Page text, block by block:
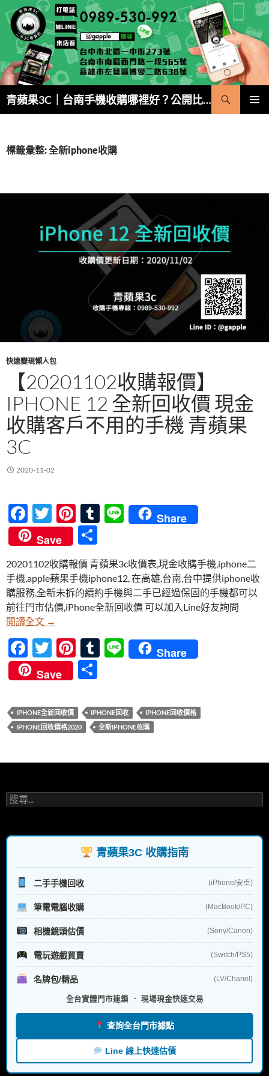
至
內
容
青蘋果3C｜台南手機收購哪裡好？公開比價・5 分鐘現金成交
搜
尋
標籤彙整: 全新iphone收購
快速變現懶人包
【20201102收購報價】
IPHONE 12 全新回收價 現金
收購客戶不用的手機 青蘋果
3C
2020-11-02
F
ac
e
b
o
o
k
T
w
itt
er
Pi
nt
er
es
t
T
bl
r
Li
Share
Save
享
20201102收購報價 青蘋果3c收價表,現金收購手機,iphone二
手機,apple蘋果手機iphone12, 在高雄,台南,台中提供iphone收
購服務,全新未拆的續約手機與二手已經過保固的手機都可以
前往門市估價,iPhone全新回收價 可以加入Line好友詢問
閱讀全文 【20201102收購報價】iPhone 12 全新回收價 現金
→
F
ac
e
b
o
k
T
w
itt
er
Pi
nt
er
es
t
T
bl
r
Li
Share
Save
IPHONE全新回收價 IPHONE回收
IPHONE回收價格
IPHONE回收價格2020
全新IPHONE收購
搜
尋
字:
青蘋果3C 收購指南
二手手機回收 (iPhone/安卓)
筆電電腦收購 (MacBook/PC)
相機鏡頭估價 (Sony/Canon)
電玩遊戲買賣 (Switch/PS5)
名牌包/精品 (LV/Chanel)
全台實體門市連鎖 ． 現場現金快速交易
查詢全台門市據點
Line 線上快速估價